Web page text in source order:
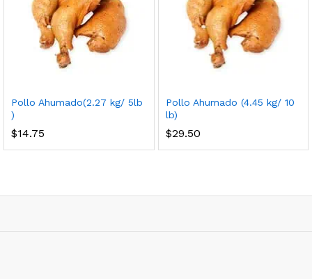
Pollo Ahumado(2.27 kg/ 5lb
)
$14.75
Pollo Ahumado (4.45 kg/ 10
lb)
$29.50